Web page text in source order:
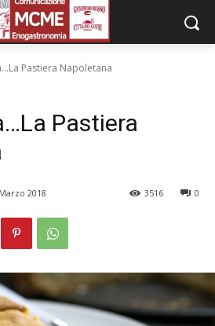
Pastiera Napoletana
Pastiera
2018 0
3516